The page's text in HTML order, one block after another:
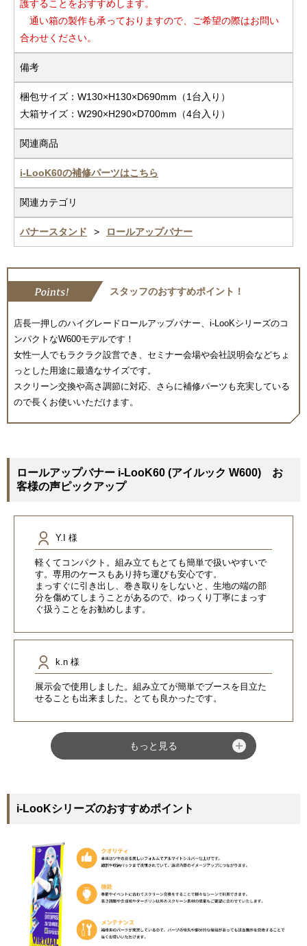
護することをおすすめします。
通い箱の製作も承っておりますので、ご希望の際はお問い
合わせください。
備考
梱包サイズ：W130×H130×D690mm（1台入り）
大箱サイズ：W290×H290×D700mm（4台入り）
関連商品
i-LooK60の補修パーツはこちら
関連カテゴリ
バナースタンド ロールアップバナー
スタッフのおすすめポイント！
店長一押しのハイグレードロールアップバナー、i-LooKシリーズのコ
ンパクトなW600モデルです！
女性一人でもラクラク設営でき、セミナー会場や会社説明会などちょ
っとした用途に最適なサイズです。
スクリーン交換や高さ調節に対応、さらに補修パーツも充実している
ので長くお使いいただけます。
ロールアップバナー i-LooK60 (アイルック W600) お
客様の声ピックアップ
Y.I 様
軽くてコンパクト。組み立てもとても簡単で扱いやすいで
す。専用のケースもあり持ち運びも安心です。
まっすぐに引き出し、巻き取りをしないと、生地の端の部
分を傷めてしまうことがあるので、ゆっくり丁寧にまっす
ぐ扱うことをお勧めします。
k.n 様
展示会で使用しました。組み立てが簡単でブースを目立た
せることも出来ました。とても良かったです。
もっと見る
i-LooKシリーズのおすすめポイント